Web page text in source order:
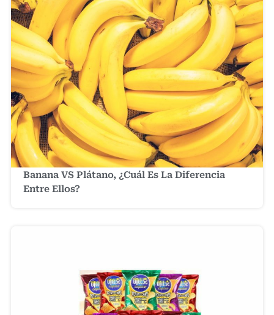
Banana VS Plátano, ¿cuál Es La Diferencia
Entre Ellos?